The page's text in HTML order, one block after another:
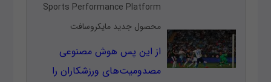
Sports Performance Platform
محصول جدید مایکروسافت
از این پس هوش مصنوعی
مصدومیت‌های ورزشکاران را